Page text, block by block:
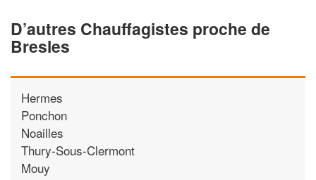
D’autres Chauffagistes proche de
Bresles
Hermes
Ponchon
Noailles
Thury-Sous-Clermont
Mouy